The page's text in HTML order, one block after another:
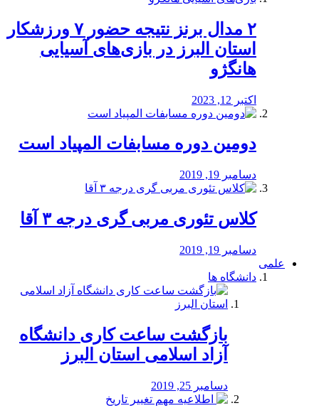
۲ مدال برنز نتیجه حضور ۷ ورزشکار
استان البرز در بازی‌های آسیایی
هانگژو
اکتبر 12, 2023
دومین دوره مسابفات المپیاد است
دسامبر 19, 2019
کلاس تئوری مربی گری درجه ۳ آقا
دسامبر 19, 2019
علمی
دانشگاه ها
بازگشت ساعت کاری دانشگاه
آزاد اسلامی استان البرز
دسامبر 25, 2019